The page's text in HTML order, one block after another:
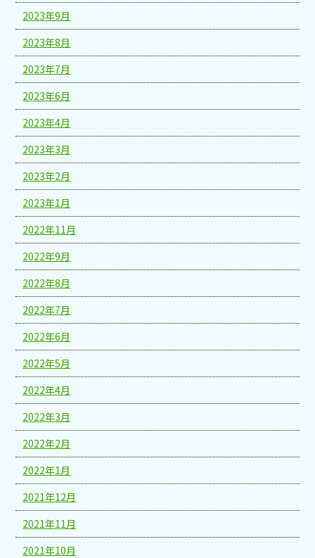
2023年9月
2023年8月
2023年7月
2023年6月
2023年4月
2023年3月
2023年2月
2023年1月
2022年11月
2022年9月
2022年8月
2022年7月
2022年6月
2022年5月
2022年4月
2022年3月
2022年2月
2022年1月
2021年12月
2021年11月
2021年10月